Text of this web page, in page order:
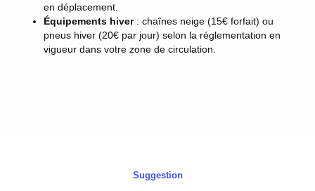
en déplacement.
Équipements hiver: chaînes neige (15€ forfait) ou
pneus hiver (20€ par jour) selon la réglementation en
vigueur dans votre zone de circulation.
Suggestion